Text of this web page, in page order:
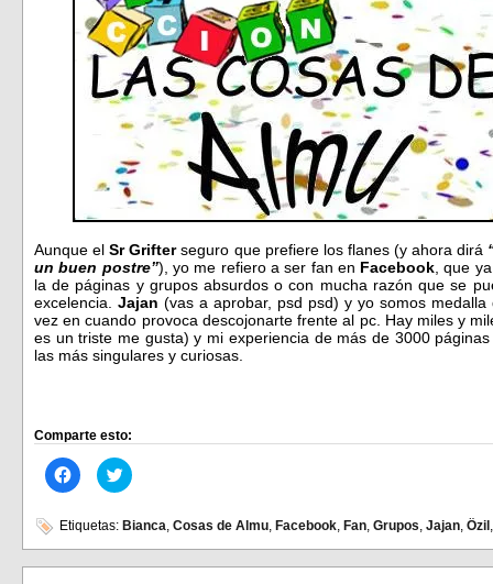
Aunque elSr Grifterseguro que prefiere los flanes (y ahora dirá
un buen postre”), yo me refiero a ser fan en Facebook, que
la de páginas y grupos absurdos o con mucha razón que se
excelencia. Jajan (vas a aprobar, psd psd) y yo somos
vez en cuando provoca descojonarte frente al pc. Hay miles y
es un triste me gusta) y mi experiencia de más de 3000
las más singulares y curiosas.
Comparte esto:
Haz
clic
en
Facebook
(Se
abre
Haz
clic
en
(Se
abre
Etiquetas: Bianca, Cosas de Almu, Facebook, Fan, Grupos, Jajan, Özil